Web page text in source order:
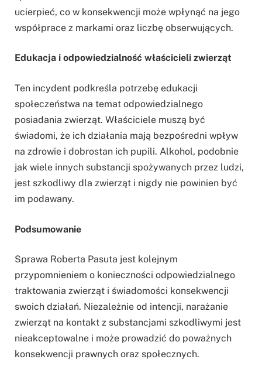
ucierpieć, co w konsekwencji może wpłynąć na jego
współprace z markami oraz liczbę obserwujących.
Edukacja i odpowiedzialność właścicieli zwierząt
Ten incydent podkreśla potrzebę edukacji
społeczeństwa na temat odpowiedzialnego
posiadania zwierząt. Właściciele muszą być
świadomi, że ich działania mają bezpośredni wpływ
na zdrowie i dobrostan ich pupili. Alkohol, podobnie
jak wiele innych substancji spożywanych przez ludzi,
jest szkodliwy dla zwierząt i nigdy nie powinien być
im podawany.
Podsumowanie
Sprawa Roberta Pasuta jest kolejnym
przypomnieniem o konieczności odpowiedzialnego
traktowania zwierząt i świadomości konsekwencji
swoich działań. Niezależnie od intencji, narażanie
zwierząt na kontakt z substancjami szkodliwymi jest
nieakceptowalne i może prowadzić do poważnych
konsekwencji prawnych oraz społecznych.